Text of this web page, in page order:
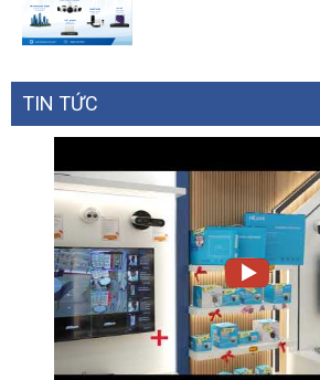
TIN TỨC